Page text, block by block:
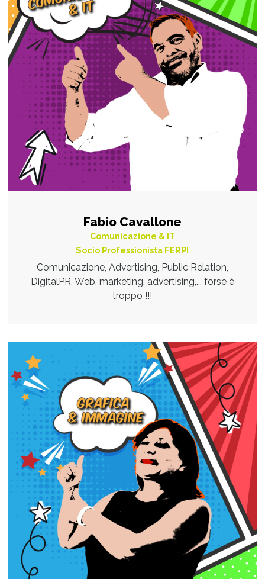
Fabio Cavallone
Comunicazione & IT
Socio Professionista FERPI
Comunicazione, Advertising, Public Relation,
DigitalPR, Web, marketing, advertising,... forse è
troppo !!!